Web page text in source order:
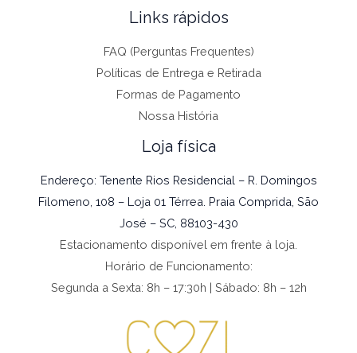
Links rápidos
FAQ (Perguntas Frequentes)
Políticas de Entrega e Retirada
Formas de Pagamento
Nossa História
Loja física
Endereço: Tenente Rios Residencial – R. Domingos
Filomeno, 108 – Loja 01 Térrea. Praia Comprida, São
José – SC, 88103-430
Estacionamento disponível em frente à loja.
Horário de Funcionamento:
Segunda a Sexta: 8h – 17:30h | Sábado: 8h – 12h